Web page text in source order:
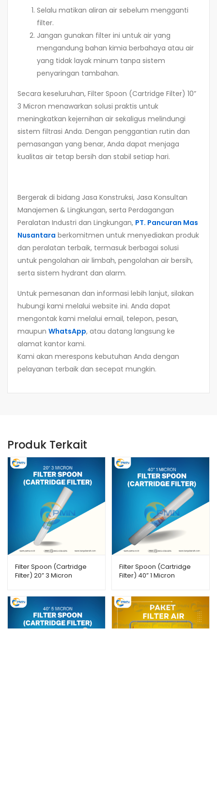
Selalu matikan aliran air sebelum mengganti
filter.
Jangan gunakan filter ini untuk air yang
mengandung bahan kimia berbahaya atau air
yang tidak layak minum tanpa sistem
penyaringan tambahan.
Secara keseluruhan, Filter Spoon (Cartridge Filter) 10”
3 Micron menawarkan solusi praktis untuk
meningkatkan kejernihan air sekaligus melindungi
sistem filtrasi Anda. Dengan penggantian rutin dan
pemasangan yang benar, Anda dapat menjaga
kualitas air tetap bersih dan stabil setiap hari.
Bergerak di bidang Jasa Konstruksi, Jasa Konsultan
Manajemen & Lingkungan, serta Perdagangan
Peralatan Industri dan Lingkungan, PT. Pancuran Mas
Nusantara berkomitmen untuk menyediakan produk
dan peralatan terbaik, termasuk berbagai solusi
untuk pengolahan air limbah, pengolahan air bersih,
serta sistem hydrant dan alarm.
Untuk pemesanan dan informasi lebih lanjut, silakan
hubungi kami melalui website ini. Anda dapat
mengontak kami melalui email, telepon, pesan,
maupun WhatsApp, atau datang langsung ke
alamat kantor kami.
Kami akan merespons kebutuhan Anda dengan
pelayanan terbaik dan secepat mungkin.
Produk Terkait
Filter Spoon (Cartridge
Filter) 20” 3 Micron
Filter Spoon (Cartridge
Filter) 40” 1 Micron